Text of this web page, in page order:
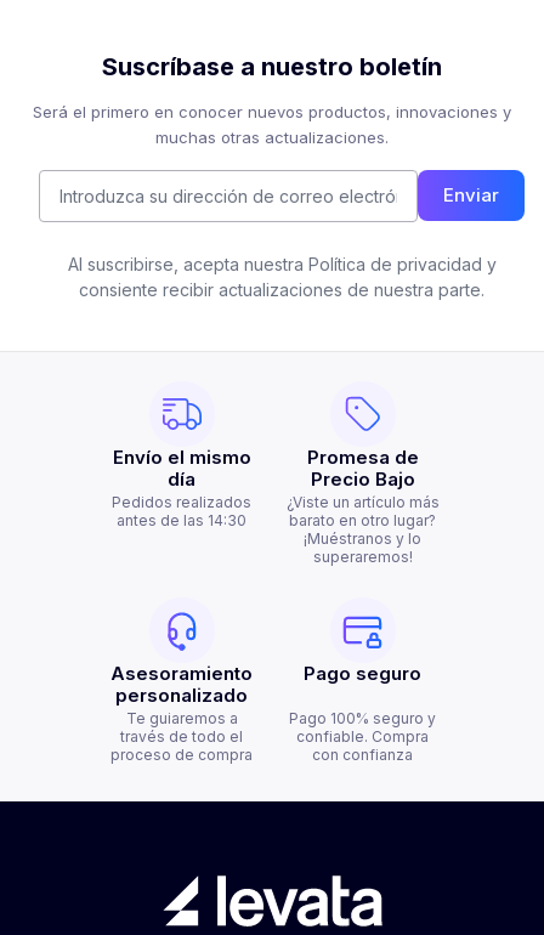
Suscríbase a nuestro boletín
Será el primero en conocer nuevos productos, innovaciones y
muchas otras actualizaciones.
Enviar
Al suscribirse, acepta nuestra Política de privacidad y
consiente recibir actualizaciones de nuestra parte.
Envío el mismo
día
Pedidos realizados
antes de las 14:30
Promesa de
Precio Bajo
¿Viste un artículo más
barato en otro lugar?
¡Muéstranos y lo
superaremos!
Asesoramiento
personalizado
Te guiaremos a
través de todo el
proceso de compra
Pago seguro
Pago 100% seguro y
confiable. Compra
con confianza